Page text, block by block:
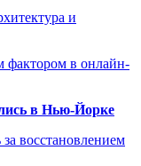
и
фактором в онлайн-
в Нью-Йорке
восстановлением